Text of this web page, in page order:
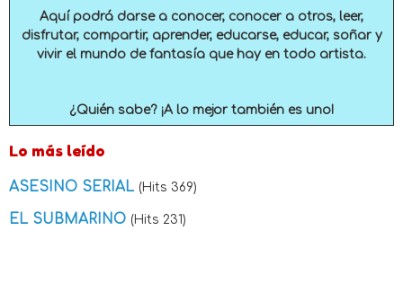
Aquí podrá darse a conocer, conocer a otros, leer,
disfrutar, compartir, aprender, educarse, educar, soñar y
vivir el mundo de fantasía que hay en todo artista.
¿Quién sabe? ¡A lo mejor también es uno!
Lo más leído
ASESINO SERIAL (Hits 369)
EL SUBMARINO (Hits 231)